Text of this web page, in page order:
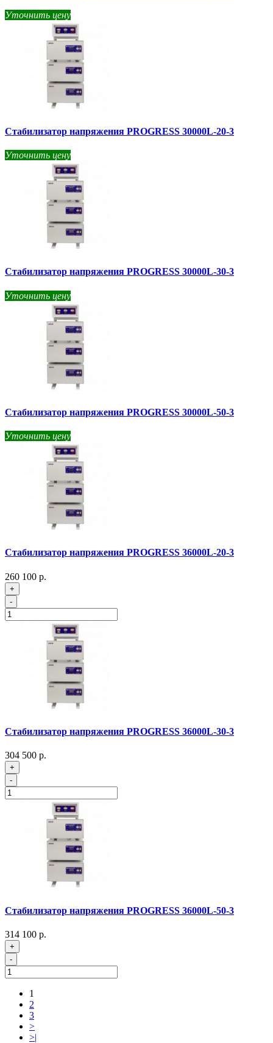
Уточнить цену
Стабилизатор напряжения PROGRESS 30000L-20-3
Уточнить цену
Стабилизатор напряжения PROGRESS 30000L-30-3
Уточнить цену
Стабилизатор напряжения PROGRESS 30000L-50-3
Уточнить цену
Стабилизатор напряжения PROGRESS 36000L-20-3
260 100 р.
+
-
Стабилизатор напряжения PROGRESS 36000L-30-3
304 500 р.
+
-
Стабилизатор напряжения PROGRESS 36000L-50-3
314 100 р.
+
-
1
2
3
>
>|